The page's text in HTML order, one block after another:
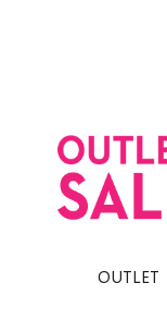
OUTLET